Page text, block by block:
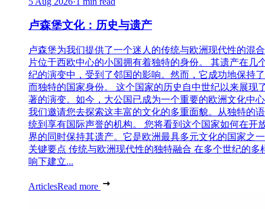
卢森堡文化：历史与遗产
卢森堡为我们提供了一个迷人的传统与欧洲现代性的混
片位于西欧中心的小国拥有着独特的身份。 其遗产在几
纪的演变中，受到了邻国的影响。然而，它成功地保持
而独特的国家身份。 这个国家的历史自中世纪以来展现
著的演变。如今，大公国已成为一个重要的欧洲文化中
我们邀请您去探索这丰富的文化的多重面貌。从独特的
统到享有国际声誉的机构。 您将看到这个国家如何在开
界的同时保持其遗产。它是欧洲最具多元文化的国家之
关键要点 传统与欧洲现代性的独特融合 在多个世纪的多
响下建立...
ArticlesRead more